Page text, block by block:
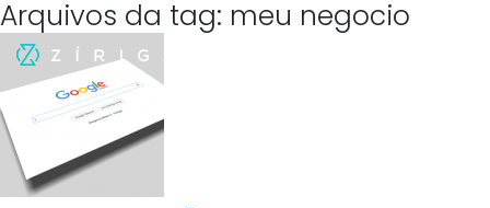
Arquivos da tag: meu negocio